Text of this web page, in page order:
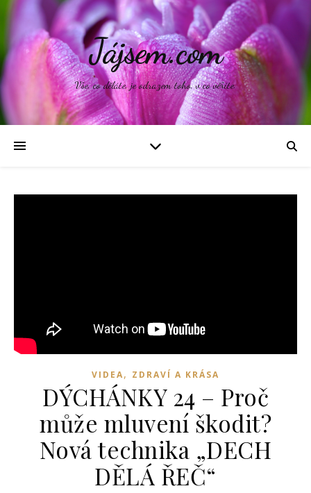
Jájsem.com
Vše, co děláte, je odrazem toho, v co věříte.
VIDEA, ZDRAVÍ A KRÁSA
DÝCHÁNKY 24 – Proč
může mluvení škodit?
Nová technika „DECH
DĚLÁ ŘEČ“